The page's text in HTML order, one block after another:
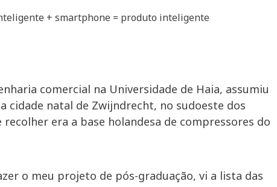
+ smartphone = produto inteligente
comercial na Universidade de Haia, assumiu
cidade natal de Zwijndrecht, no sudoeste dos
era a base holandesa de compressores do
o meu projeto de pós-graduação, vi a lista das